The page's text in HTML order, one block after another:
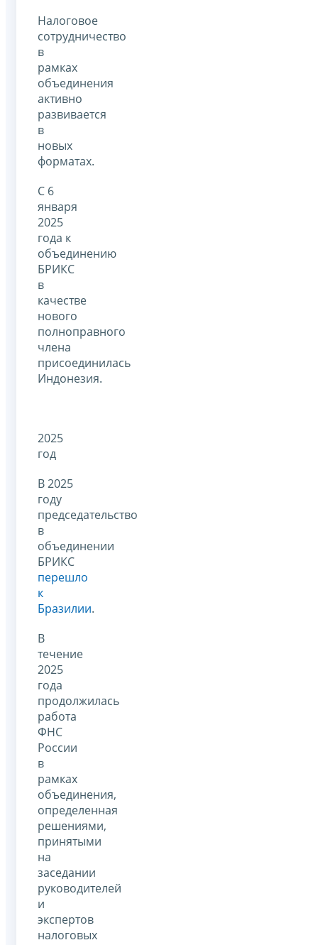
Налоговое
сотрудничество
в
рамках
объединения
активно
развивается
в
новых
форматах.
С 6
января
2025
года к
объединению
БРИКС
в
качестве
нового
полноправного
члена
присоединилась
Индонезия.
2025
год
В 2025
году
председательство
в
объединении
БРИКС
перешло
к
Бразилии.
В
течение
2025
года
продолжилась
работа
ФНС
России
в
рамках
объединения,
определенная
решениями,
принятыми
на
заседании
руководителей
и
экспертов
налоговых